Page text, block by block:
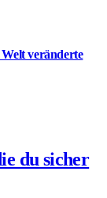
veränderte
du sicher